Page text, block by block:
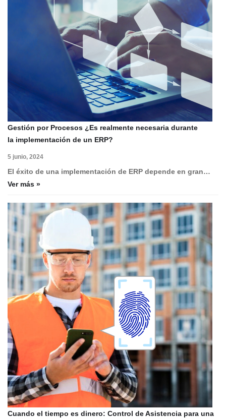
Gestión por Procesos ¿Es realmente necesaria durante
la implementación de un ERP?
5 junio, 2024
El éxito de una implementación de ERP depende en gran…
Ver más »
Cuando el tiempo es dinero: Control de Asistencia para una